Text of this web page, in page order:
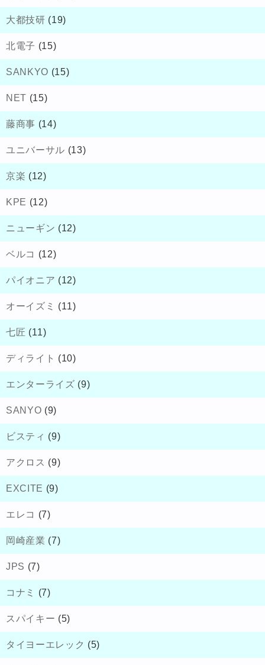
大都技研 (19)
北電子 (15)
SANKYO (15)
NET (15)
藤商事 (14)
ユニバーサル (13)
京楽 (12)
KPE (12)
ニューギン (12)
ベルコ (12)
パイオニア (12)
オーイズミ (11)
七匠 (11)
ディライト (10)
エンターライズ (9)
SANYO (9)
ビスティ (9)
アクロス (9)
EXCITE (9)
エレコ (7)
岡崎産業 (7)
JPS (7)
コナミ (7)
スパイキー (5)
タイヨーエレック (5)